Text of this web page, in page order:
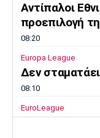
Αντίπαλοι
προεπιλογή
08:20
Europa League
Δεν
08:10
EuroLeague
Επιστρέφει